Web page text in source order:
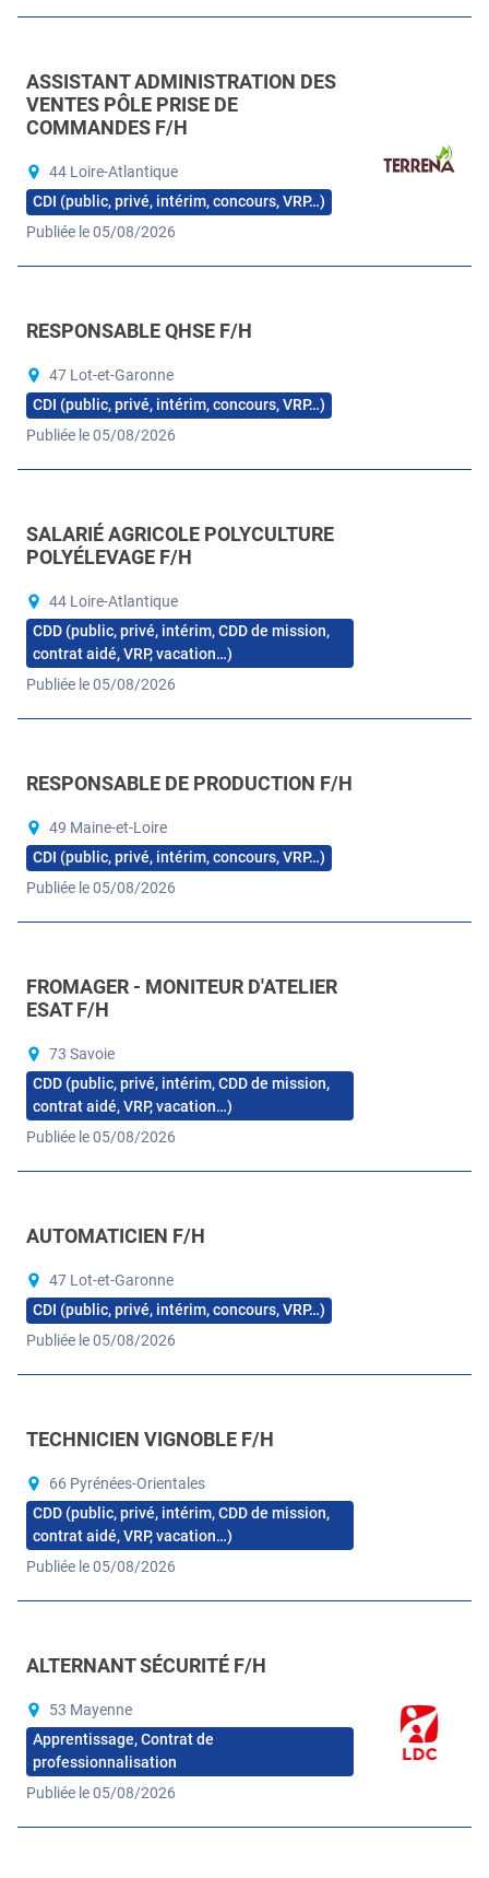
ASSISTANT ADMINISTRATION DES
VENTES PÔLE PRISE DE
COMMANDES F/H
44 Loire-Atlantique
CDI (public, privé, intérim, concours, VRP…)
Publiée le 05/08/2026
RESPONSABLE QHSE F/H
47 Lot-et-Garonne
CDI (public, privé, intérim, concours, VRP…)
Publiée le 05/08/2026
SALARIÉ AGRICOLE POLYCULTURE
POLYÉLEVAGE F/H
44 Loire-Atlantique
CDD (public, privé, intérim, CDD de mission,
contrat aidé, VRP, vacation…)
Publiée le 05/08/2026
RESPONSABLE DE PRODUCTION F/H
49 Maine-et-Loire
CDI (public, privé, intérim, concours, VRP…)
Publiée le 05/08/2026
FROMAGER - MONITEUR D'ATELIER
ESAT F/H
73 Savoie
CDD (public, privé, intérim, CDD de mission,
contrat aidé, VRP, vacation…)
Publiée le 05/08/2026
AUTOMATICIEN F/H
47 Lot-et-Garonne
CDI (public, privé, intérim, concours, VRP…)
Publiée le 05/08/2026
TECHNICIEN VIGNOBLE F/H
66 Pyrénées-Orientales
CDD (public, privé, intérim, CDD de mission,
contrat aidé, VRP, vacation…)
Publiée le 05/08/2026
ALTERNANT SÉCURITÉ F/H
53 Mayenne
Apprentissage, Contrat de
professionnalisation
Publiée le 05/08/2026